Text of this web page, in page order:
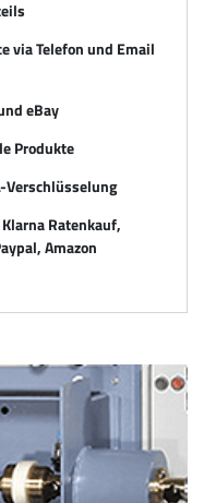
via Telefon und Email
eBay
Produkte
Verschlüsselung
Ratenkauf,
Amazon